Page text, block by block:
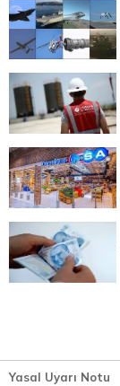
Yasal Uyarı Notu